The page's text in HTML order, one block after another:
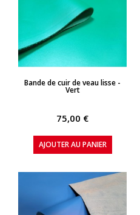
APERÇU RAPIDE
Bande de cuir de veau lisse -
Vert
75,00 €
AJOUTER AU PANIER